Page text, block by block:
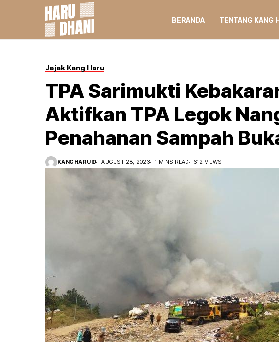
BERANDA TENTANG KANG
Jejak Kang Haru
TPA Sarimukti
Aktifkan TPA Legok
Penahanan Sampah
KANGHARUID AUGUST 28, 2023 1 MINS READ 612 VIEWS